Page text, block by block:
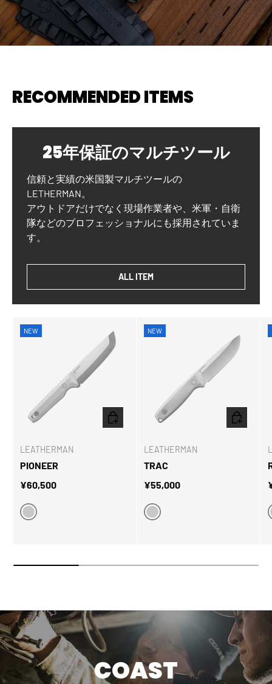
RECOMMENDED ITEMS
25年保証のマルチツール
信頼と実績の米国製マルチツールの
LETHERMAN。
アウトドアだけでなく現場作業者や、米軍・自衛
隊などのプロフェッショナルにも採用されていま
す。
ALL ITEM
NEW
LEATHERMAN
PIONEER
定価
¥60,500
ALPINE
オプションを選択
NEW
LEATHERMAN
TRAC
定価
¥55,000
ALPINE
オプショ
COAST